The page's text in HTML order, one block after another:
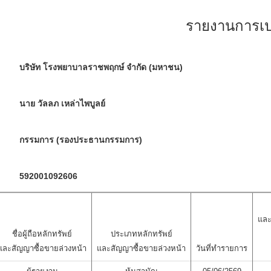
รายงานการ
บริษัท โรงพยาบาลราชพฤกษ์ จำกัด (มหาชน)
นาย วัลลภ เหล่าไพบูลย์
กรรมการ (รองประธานกรรมการ)
592001092606
ชื่อผู้ถือหลักทรัพย์
ละสัญญาซื้อขายล่วงหน้า
ประเภทหลักทรัพย์
และสัญญาซื้อขายล่วงหน้า
วันที่ทำรายการ
แล